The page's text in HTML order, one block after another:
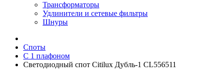
Трансформаторы
Удлинители и сетевые фильтры
Шнуры
Споты
С 1 плафоном
Светодиодный спот Citilux Дубль-1 CL556511